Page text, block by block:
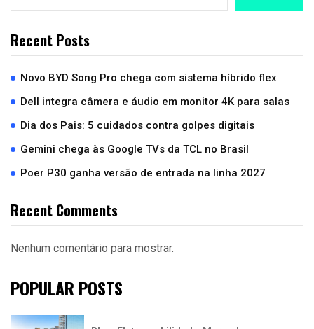
Recent Posts
Novo BYD Song Pro chega com sistema híbrido flex
Dell integra câmera e áudio em monitor 4K para salas
Dia dos Pais: 5 cuidados contra golpes digitais
Gemini chega às Google TVs da TCL no Brasil
Poer P30 ganha versão de entrada na linha 2027
Recent Comments
Nenhum comentário para mostrar.
POPULAR POSTS